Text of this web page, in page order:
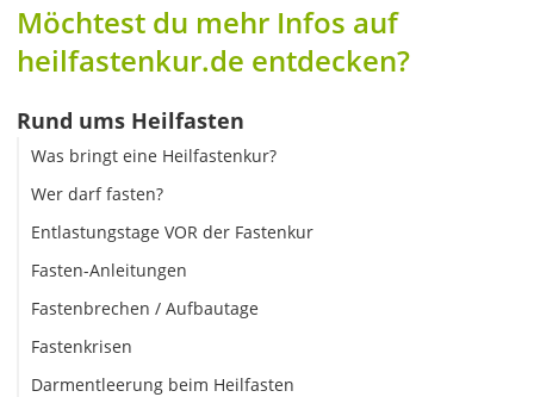
Möchtest du mehr Infos auf
heilfastenkur.de entdecken?
Rund ums Heilfasten
Was bringt eine Heilfastenkur?
Wer darf fasten?
Entlastungstage VOR der Fastenkur
Fasten-Anleitungen
Fastenbrechen / Aufbautage
Fastenkrisen
Darmentleerung beim Heilfasten